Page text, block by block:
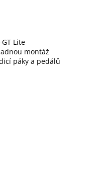
Lite
montáž
páky a pedálů